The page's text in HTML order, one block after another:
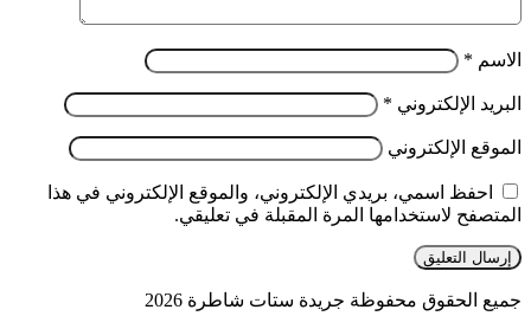
الاسم *
البريد الإلكتروني *
الموقع الإلكتروني
احفظ اسمي، بريدي الإلكتروني، والموقع الإلكتروني في هذا
المتصفح لاستخدامها المرة المقبلة في تعليقي.
جميع الحقوق محفوظة جريدة ستات شاطرة 2026